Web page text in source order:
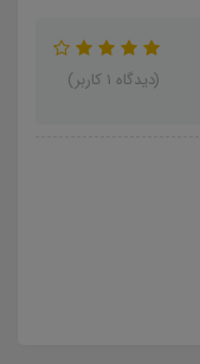
(دیدگاه 1 کاربر)